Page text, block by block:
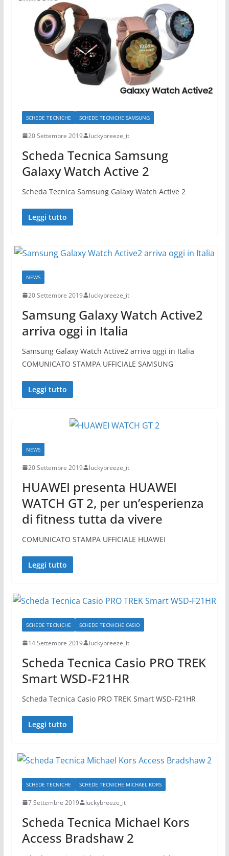
SCHEDE TECNICHE SCHEDE TECNICHE SAMSUNG
20 Settembre 2019 luckybreeze_it
Scheda Tecnica Samsung
Galaxy Watch Active 2
Scheda Tecnica Samsung Galaxy Watch Active 2
Leggi tutto
NEWS
20 Settembre 2019 luckybreeze_it
Samsung Galaxy Watch Active2
arriva oggi in Italia
Samsung Galaxy Watch Active2 arriva oggi in Italia
COMUNICATO STAMPA UFFICIALE SAMSUNG
Leggi tutto
NEWS
20 Settembre 2019 luckybreeze_it
HUAWEI presenta HUAWEI
WATCH GT 2, per un’esperienza
di fitness tutta da vivere
COMUNICATO STAMPA UFFICIALE HUAWEI
Leggi tutto
SCHEDE TECNICHE SCHEDE TECNICHE CASIO
14 Settembre 2019 luckybreeze_it
Scheda Tecnica Casio PRO TREK
Smart WSD-F21HR
Scheda Tecnica Casio PRO TREK Smart WSD-F21HR
Leggi tutto
SCHEDE TECNICHE SCHEDE TECNICHE MICHAEL KORS
7 Settembre 2019 luckybreeze_it
Scheda Tecnica Michael Kors
Access Bradshaw 2